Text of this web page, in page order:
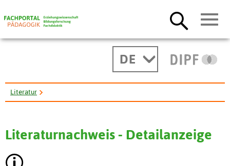
DE
Literatur
Literaturnachweis - Detailanzeige